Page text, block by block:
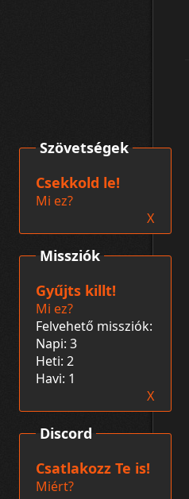
Discord
Csatlakozz Te is!
Miért?
Missziók
Gyűjts killt!
Mi ez?
Felvehető missziók:
Napi: 3
Heti: 2
Havi: 1
X
Szövetségek
Csekkold le!
Mi ez?
X